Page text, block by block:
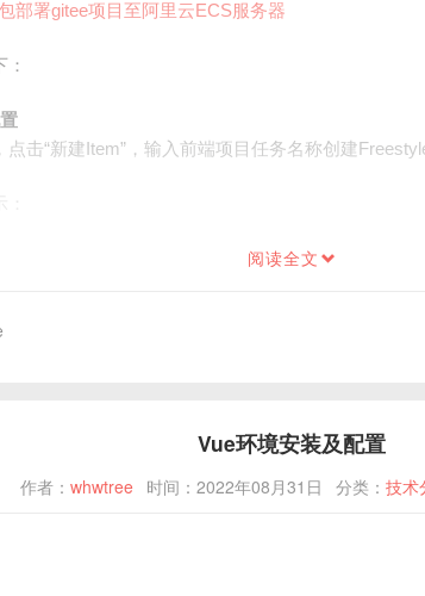
部署gitee项目至阿里云ECS服务器
击“新建Item”，输入前端项目任务名称创建
阅读全文
Vue环境安装及配置
作者： whwtree 时间：2022年08月31日 分类： 技术